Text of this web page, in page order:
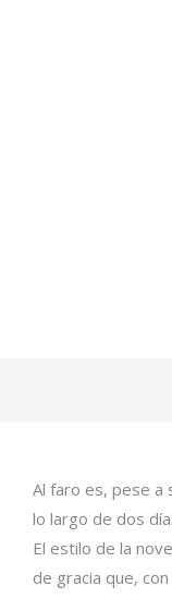
Al faro es, pese a
lo largo de dos
El estilo de la
de gracia que,